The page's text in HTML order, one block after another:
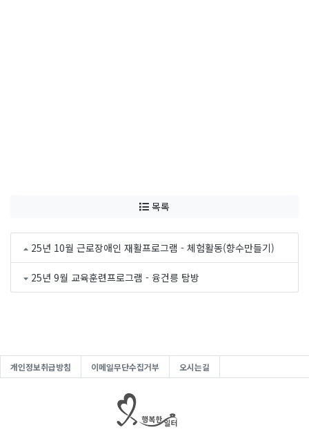
목록
25년 10월 근로장애인 재활프로그램 - 체험활동(향수만들기)
25년 9월 교육훈련프로그램 - 융건릉 탐방
개인정보취급방침 이메일무단수집거부 오시는길